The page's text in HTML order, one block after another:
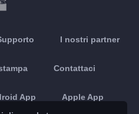
I nostri partner
Contattaci
App
Apple App